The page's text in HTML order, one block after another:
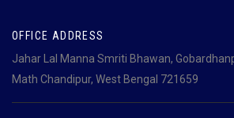
OFFICE ADDRESS
Jahar Lal Manna Smriti Bhawan,
Math Chandipur, West Bengal 721659